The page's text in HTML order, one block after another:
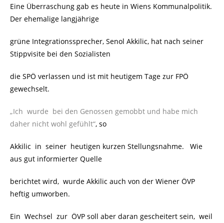
Eine Überraschung gab es heute in Wiens Kommunalpolitik.
Der ehemalige langjährige
grüne Integrationssprecher, Senol Akkilic, hat nach seiner
Stippvisite bei den Sozialisten
die SPÖ verlassen und ist mit heutigem Tage zur FPÖ
gewechselt.
„Ich wurde bei den Genossen gemobbt und habe mich
daher nicht wohl gefühlt“, so
Akkilic in seiner heutigen kurzen Stellungsnahme. Wie
aus gut informierter Quelle
berichtet wird, wurde Akkilic auch von der Wiener ÖVP
heftig umworben.
Ein Wechsel zur ÖVP soll aber daran gescheitert sein, weil